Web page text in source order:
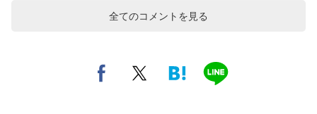
全てのコメントを見る